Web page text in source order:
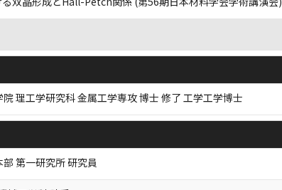
理工学研究科 金属工学専攻 博士 修了 工学工学博士
第一研究所 研究員